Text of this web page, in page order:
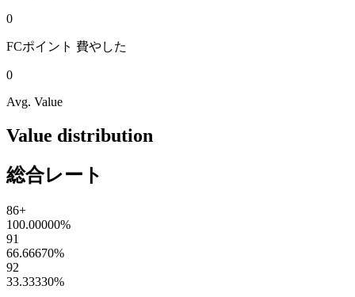
0
FCポイント 費やした
0
Avg. Value
Value distribution
総合レート
86+
100.00000%
91
66.66670%
92
33.33330%